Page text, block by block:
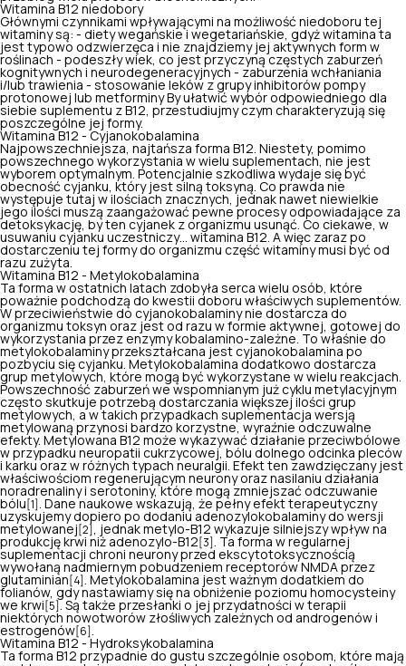
Witamina B12 niedobory
Głównymi czynnikami wpływającymi na możliwość niedoboru tej
witaminy są: - diety wegańskie i wegetariańskie, gdyż witamina ta
jest typowo odzwierzęca i nie znajdziemy jej aktywnych form w
roślinach - podeszły wiek, co jest przyczyną częstych zaburzeń
kognitywnych i neurodegeneracyjnych - zaburzenia wchłaniania
i/lub trawienia - stosowanie leków z grupy inhibitorów pompy
protonowej lub metforminy By ułatwić wybór odpowiedniego dla
siebie suplementu z B12, przestudiujmy czym charakteryzują się
poszczególne jej formy.
Witamina B12 - Cyjanokobalamina
Najpowszechniejsza, najtańsza forma B12. Niestety, pomimo
powszechnego wykorzystania w wielu suplementach, nie jest
wyborem optymalnym. Potencjalnie szkodliwa wydaje się być
obecność cyjanku, który jest silną toksyną. Co prawda nie
występuje tutaj w ilościach znacznych, jednak nawet niewielkie
jego ilości muszą zaangażować pewne procesy odpowiadające za
detoksykację, by ten cyjanek z organizmu usunąć. Co ciekawe, w
usuwaniu cyjanku uczestniczy… witamina B12. A więc zaraz po
dostarczeniu tej formy do organizmu część witaminy musi być od
razu zużyta.
Witamina B12 - Metylokobalamina
Ta forma w ostatnich latach zdobyła serca wielu osób, które
poważnie podchodzą do kwestii doboru właściwych suplementów.
W przeciwieństwie do cyjanokobalaminy nie dostarcza do
organizmu toksyn oraz jest od razu w formie aktywnej, gotowej do
wykorzystania przez enzymy kobalamino-zależne. To właśnie do
metylokobalaminy przekształcana jest cyjanokobalamina po
pozbyciu się cyjanku. Metylokobalamina dodatkowo dostarcza
grup metylowych, które mogą być wykorzystane w wielu reakcjach.
Powszechność zaburzeń we wspomnianym już cyklu metylacyjnym
często skutkuje potrzebą dostarczania większej ilości grup
metylowych, a w takich przypadkach suplementacja wersją
metylowaną przynosi bardzo korzystne, wyraźnie odczuwalne
efekty. Metylowana B12 może wykazywać działanie przeciwbólowe
w przypadku neuropatii cukrzycowej, bólu dolnego odcinka pleców
i karku oraz w różnych typach neuralgii. Efekt ten zawdzięczany jest
właściwościom regenerującym neurony oraz nasilaniu działania
noradrenaliny i serotoniny, które mogą zmniejszać odczuwanie
bólu [1]
. Dane naukowe wskazują, że pełny efekt terapeutyczny
uzyskujemy dopiero po dodaniu adenozylokobalaminy do wersji
metylowanej [2]
, jednak metylo-B12 wykazuje silniejszy wpływ na
produkcję krwi niż adenozylo-B12 [3]
. Ta forma w regularnej
suplementacji chroni neurony przed ekscytotoksycznością
wywołaną nadmiernym pobudzeniem receptorów NMDA przez
glutaminian [4]
. Metylokobalamina jest ważnym dodatkiem do
folianów, gdy nastawiamy się na obniżenie poziomu homocysteiny
we krwi [5]
. Są także przesłanki o jej przydatności w terapii
niektórych nowotworów złośliwych zależnych od androgenów i
estrogenów [6]
Witamina B12 - Hydroksykobalamina
Ta forma B12 przypadnie do gustu szczególnie osobom, które mają